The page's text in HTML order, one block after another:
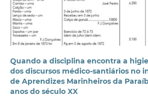
Quando a disciplina encontra a
dos discursos médico-santiários no
de Aprendizes Marinheiros da
anos do século XX